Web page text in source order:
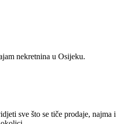
nekretnina u Osijeku.
sve što se tiče prodaje, najma i